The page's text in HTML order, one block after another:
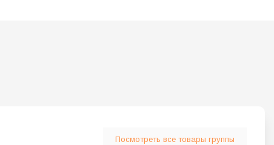
Посмотреть все товары группы